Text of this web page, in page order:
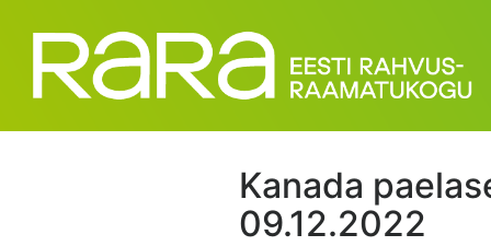
Kanada
09.12.2022